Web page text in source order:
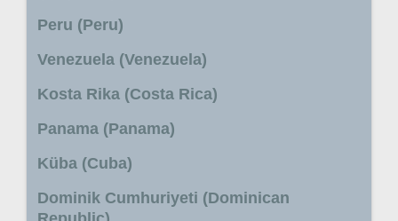
Peru (Peru)
Venezuela (Venezuela)
Kosta Rika (Costa Rica)
Panama (Panama)
Küba (Cuba)
Dominik Cumhuriyeti (Dominican